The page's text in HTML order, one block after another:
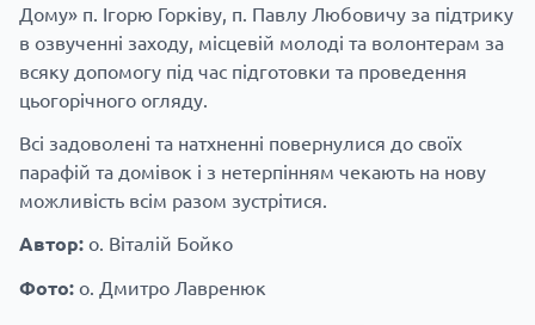
Дому» п. Ігорю Горківу, п. Павлу Любовичу за підтрику
в озвученні заходу, місцевій молоді та волонтерам за
всяку допомогу під час підготовки та проведення
цьогорічного огляду.
Всі задоволені та натхненні повернулися до своїх
парафій та домівок і з нетерпінням чекають на нову
можливість всім разом зустрітися.
Автор: о. Віталій Бойко
Фото: о. Дмитро Лавренюк